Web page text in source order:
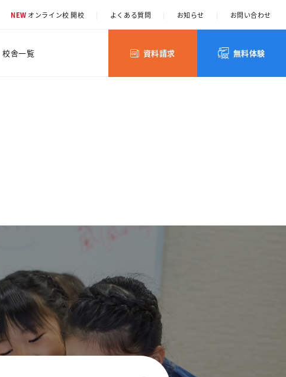
NEW オンライン校 開校 | よくある質問 | お知らせ | お問い合わせ
校舎一覧 資料請求 無料体験